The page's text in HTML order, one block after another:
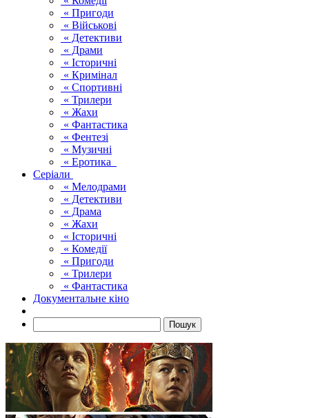
« Пригоди
« Військові
« Детективи
« Драми
« Історичні
« Кримінал
« Спортивні
« Трилери
« Жахи
« Фантастика
« Фентезі
« Музичні
« Еротика
Серіали
« Мелодрами
« Детективи
« Драма
« Жахи
« Історичні
« Комедії
« Пригоди
« Трилери
« Фантастика
Документальне кіно
Пошук